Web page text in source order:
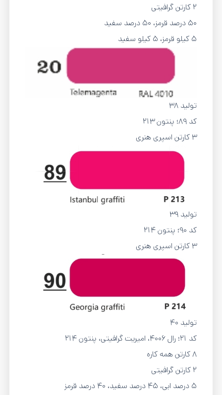
2 کارتن گرافیتی
۵۰ درصد قرمز، ۵۰ درصد سفید
5 کیلو قرمز، 5 کیلو سفید
تولید 38
کد 89؛ پنتون 213
3 کارتن اسپری هنری
تولید 39
کد 90؛ پنتون 214
3 کارتن اسپری هنری
تولید 40
کد 21؛ رال ۴۰۰۶، امیریت گرافیتی، پنتون 214
8 کارتن همه کاره
2 کارتن گرافیتی
۵ درصد ابی، ۴۵ درصد سفید، ۴۰ درصد قرمز